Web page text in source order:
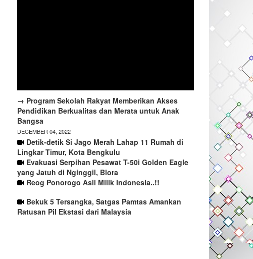
→ Program Sekolah Rakyat Memberikan Akses
Pendidikan Berkualitas dan Merata untuk Anak
Bangsa
DECEMBER 04, 2022
Detik-detik Si Jago Merah Lahap 11 Rumah di
Lingkar Timur, Kota Bengkulu
Evakuasi Serpihan Pesawat T-50i Golden Eagle
yang Jatuh di Nginggil, Blora
Reog Ponorogo Asli Milik Indonesia..!!
Bekuk 5 Tersangka, Satgas Pamtas Amankan
Ratusan Pil Ekstasi dari Malaysia